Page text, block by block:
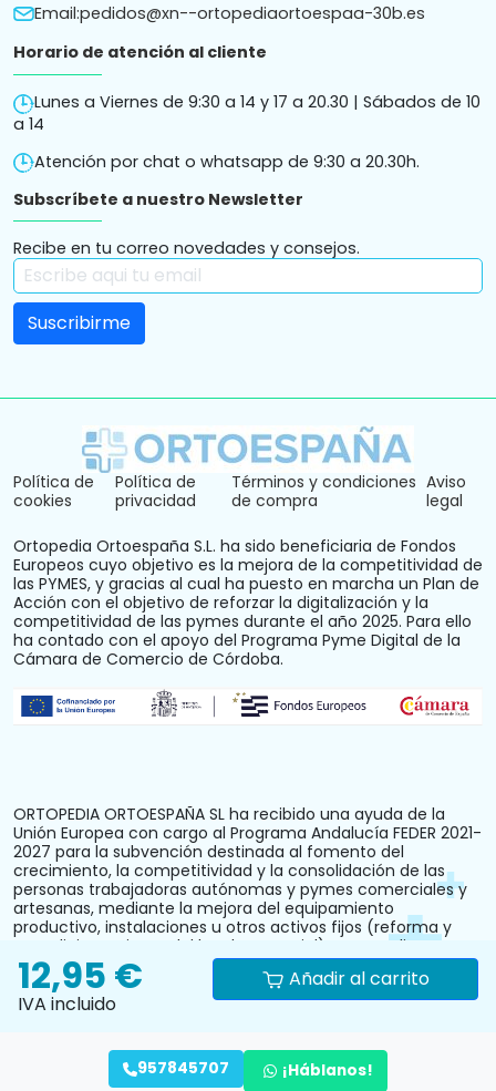
Email:pedidos@xn--ortopediaortoespaa-30b.es
Horario de atención al cliente
Lunes a Viernes de 9:30 a 14 y 17 a 20.30 | Sábados de 10
a 14
Atención por chat o whatsapp de 9:30 a 20.30h.
Subscríbete a nuestro Newsletter
Recibe en tu correo novedades y consejos.
Política de
cookies
Política de
privacidad
Términos y condiciones
de compra
Aviso
legal
Ortopedia Ortoespaña S.L. ha sido beneficiaria de Fondos
Europeos cuyo objetivo es la mejora de la competitividad de
las PYMES, y gracias al cual ha puesto en marcha un Plan de
Acción con el objetivo de reforzar la digitalización y la
competitividad de las pymes durante el año 2025. Para ello
ha contado con el apoyo del Programa Pyme Digital de la
Cámara de Comercio de Córdoba.
ORTOPEDIA ORTOESPAÑA SL ha recibido una ayuda de la
Unión Europea con cargo al Programa Andalucía FEDER 2021-
2027 para la subvención destinada al fomento del
crecimiento, la competitividad y la consolidación de las
personas trabajadoras autónomas y pymes comerciales y
artesanas, mediante la mejora del equipamiento
productivo, instalaciones u otros activos fijos (reforma y
acondicionamiento del local comercial). N.º Expediente:
PYM242024CO000000028.
12,95 €
IVA incluido
Añadir al carrito
957845707 ¡Háblanos!